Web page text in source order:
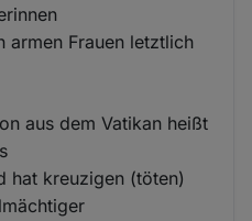
armen Frauen letztlich
aus dem Vatikan heißt
hat kreuzigen (töten)